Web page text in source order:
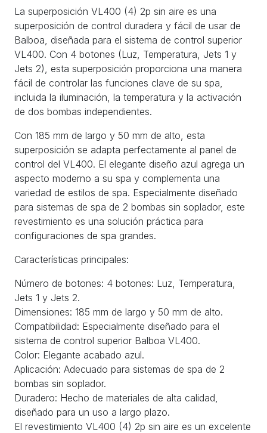
La superposición VL400 (4) 2p sin aire es una
superposición de control duradera y fácil de usar de
Balboa, diseñada para el sistema de control superior
VL400. Con 4 botones (Luz, Temperatura, Jets 1 y
Jets 2), esta superposición proporciona una manera
fácil de controlar las funciones clave de su spa,
incluida la iluminación, la temperatura y la activación
de dos bombas independientes.
Con 185 mm de largo y 50 mm de alto, esta
superposición se adapta perfectamente al panel de
control del VL400. El elegante diseño azul agrega un
aspecto moderno a su spa y complementa una
variedad de estilos de spa. Especialmente diseñado
para sistemas de spa de 2 bombas sin soplador, este
revestimiento es una solución práctica para
configuraciones de spa grandes.
Características principales:
Número de botones: 4 botones: Luz, Temperatura,
Jets 1 y Jets 2.
Dimensiones: 185 mm de largo y 50 mm de alto.
Compatibilidad: Especialmente diseñado para el
sistema de control superior Balboa VL400.
Color: Elegante acabado azul.
Aplicación: Adecuado para sistemas de spa de 2
bombas sin soplador.
Duradero: Hecho de materiales de alta calidad,
diseñado para un uso a largo plazo.
El revestimiento VL400 (4) 2p sin aire es un excelente